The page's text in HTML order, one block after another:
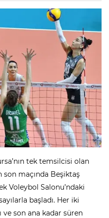
tek temsilcisi olan
son maçında Beşiktaş
Voleybol Salonu’ndaki
başladı. Her iki
ve son ana kadar süren